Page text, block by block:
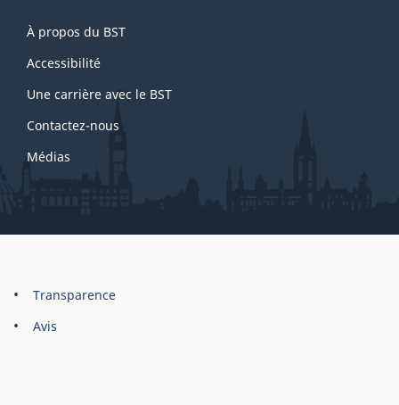
this
site
À propos du BST
Accessibilité
Une carrière avec le BST
Contactez-nous
Médias
About
this
Brand
Transparence
Avis